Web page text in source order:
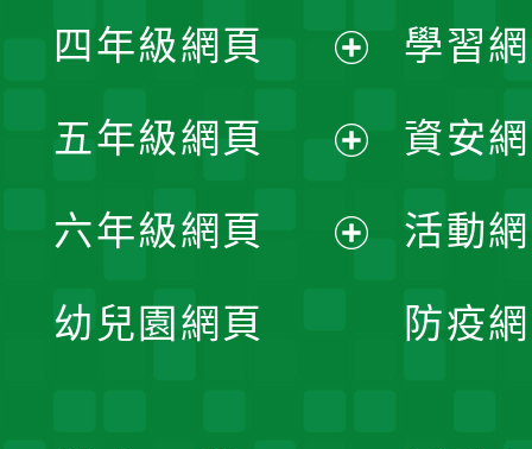
單
選
單
開
選
單
四年級網頁
開
選
五年級網頁
開
六年級網頁
幼兒園網頁
學習
資安
活動
防疫